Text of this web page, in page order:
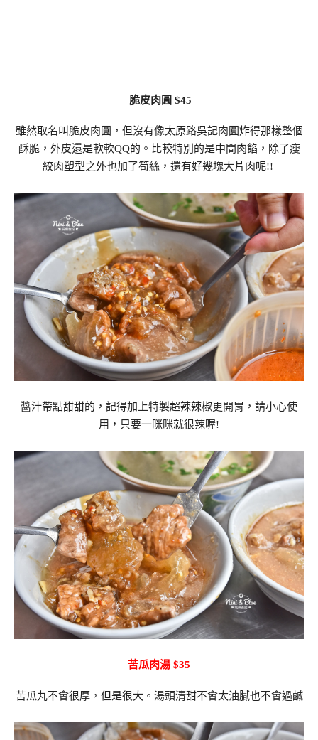
脆皮肉圓 $45
雖然取名叫脆皮肉圓，但沒有像太原路吳記肉圓炸得那樣整個
酥脆，外皮還是軟軟QQ的。比較特別的是中間肉餡，除了瘦
絞肉塑型之外也加了筍絲，還有好幾塊大片肉呢!!
醬汁帶點甜甜的，記得加上特製超辣辣椒更開胃，請小心使
用，只要一咪咪就很辣喔!
苦瓜肉湯 $35
苦瓜丸不會很厚，但是很大。湯頭清甜不會太油膩也不會過鹹